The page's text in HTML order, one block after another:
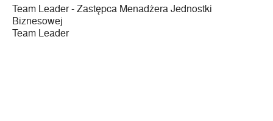
Team Leader - Zastępca Menadżera Jednostki
Biznesowej
Team Leader